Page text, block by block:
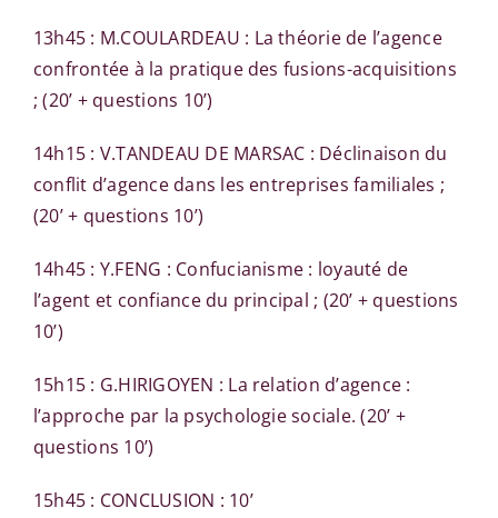
13h45 : M.COULARDEAU : La théorie de l’agence
confrontée à la pratique des fusions-acquisitions
; (20’ + questions 10’)
14h15 : V.TANDEAU DE MARSAC : Déclinaison du
conflit d’agence dans les entreprises familiales ;
(20’ + questions 10’)
14h45 : Y.FENG : Confucianisme : loyauté de
l’agent et confiance du principal ; (20’ + questions
10’)
15h15 : G.HIRIGOYEN : La relation d’agence :
l’approche par la psychologie sociale. (20’ +
questions 10’)
15h45 : CONCLUSION : 10’